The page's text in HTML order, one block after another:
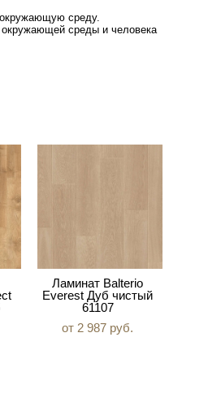
среду.
окружающей среды и человека
Ламинат Balterio
Everest Дуб чистый
61107
от 2 987 pуб.